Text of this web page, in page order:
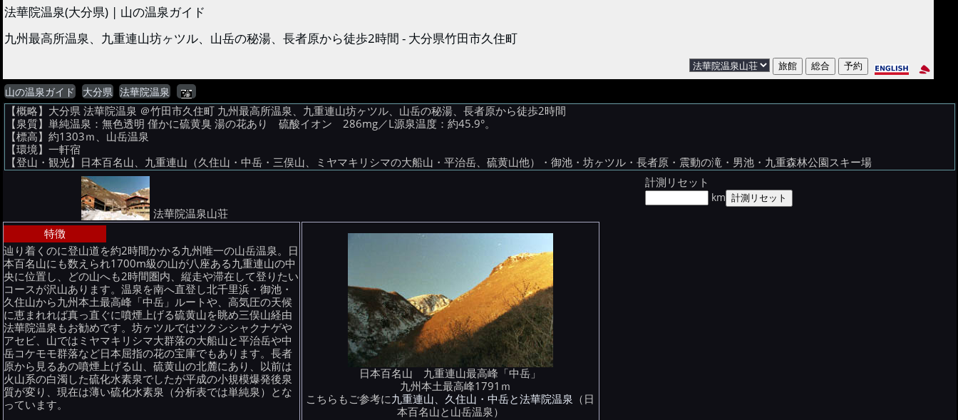
法華院温泉(大分県) | 山の温泉ガイド
九州最高所温泉、九重連山坊ヶツル、山岳の秘湯、長者原から徒歩2時間 - 大分県竹田市久住町
山の温泉ガイド 大分県 法華院温泉
【概略】大分県 法華院温泉 ＠竹田市久住町 九州最高所温泉、九重連山坊ヶツル、山岳の秘湯、長者原から徒歩2時間
【泉質】単純温泉：無色透明 僅かに硫黄臭 湯の花あり 硫酸イオン 286mg／L源泉温度：約45.9°。
【標高】約1303ｍ、山岳温泉
【環境】一軒宿
【登山・観光】日本百名山、九重連山（久住山・中岳・三俣山、ミヤマキリシマの大船山・平治岳、硫黄山他）・御池・坊ヶツル・長者原・震動の滝・男池・九重森林公園スキー場
法華院温泉山荘
特徴
辿り着くのに登山道を約2時間かかる九州唯一の山岳温泉。日
本百名山にも数えられ1700m級の山が八座ある九重連山の中
央に位置し、どの山へも2時間圏内、縦走や滞在して登りたい
コースが沢山あります。温泉を南へ直登し北千里浜・御池・
久住山から九州本土最高峰「中岳」ルートや、高気圧の天候
に恵まれれば真っ直ぐに噴煙上げる硫黄山を眺め三俣山経由
法華院温泉もお勧めです。坊ヶツルではツクシシャクナゲや
アセビ、山ではミヤマキリシマ大群落の大船山と平治岳や中
岳コケモモ群落など日本屈指の花の宝庫でもあります。長者
原から見るあの噴煙上げる山、硫黄山の北麓にあり、以前は
火山系の白濁した硫化水素泉でしたが平成の小規模爆発後泉
質が変り、現在は薄い硫化水素泉（分析表では単純泉）とな
っています。
日本百名山 九重連山最高峰「中岳」
九州本土最高峰1791ｍ
こちらもご参考に九重連山、久住山・中岳と法華院温泉 （日
本百名山と山岳温泉）
計測リセット
km